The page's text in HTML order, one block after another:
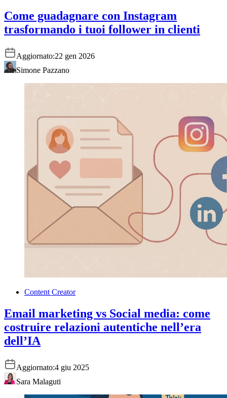
Come guadagnare con Instagram
trasformando i tuoi follower in clienti
Aggiornato:22 gen 2026
Simone Pazzano
Content Creator
Email marketing vs Social media: come
costruire relazioni autentiche nell’era
dell’IA
Aggiornato:4 giu 2025
Sara Malaguti